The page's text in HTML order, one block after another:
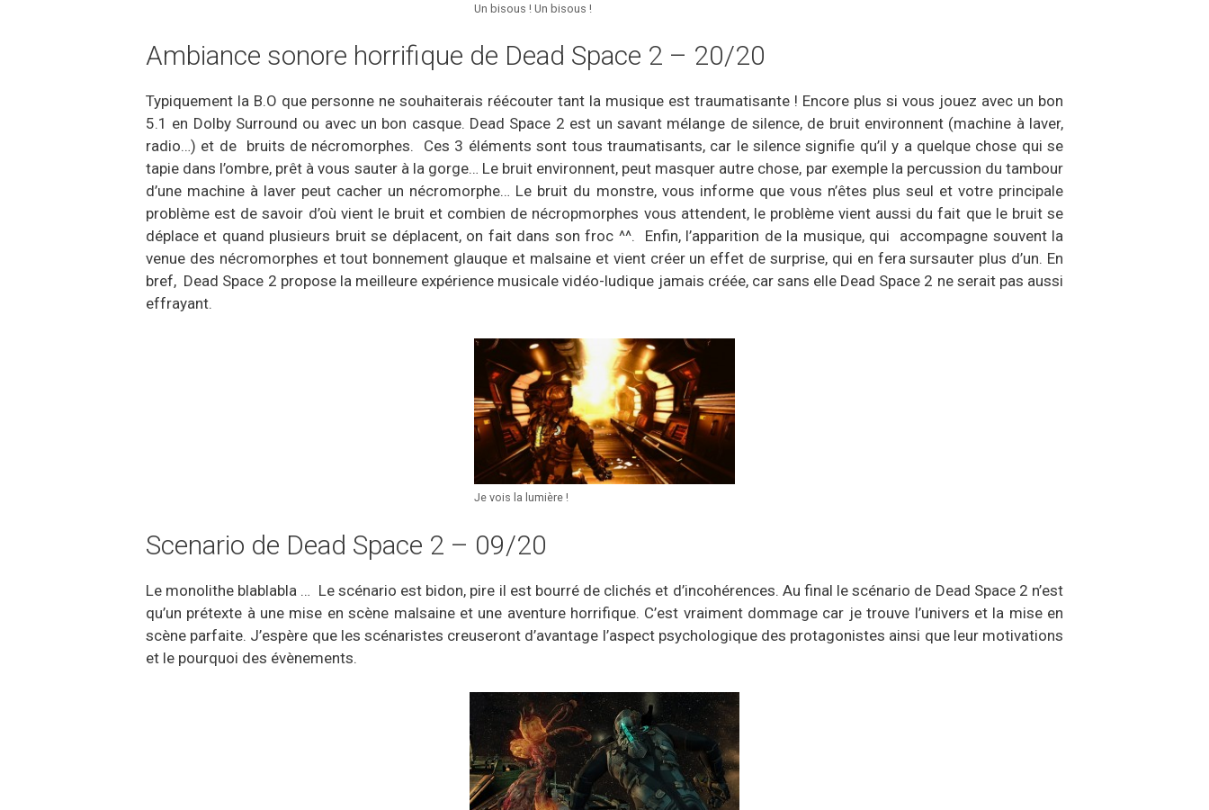
Un bisous ! Un bisous !
Ambiance sonore horrifique de Dead Space 2 – 20/20
Typiquement la B.O que personne ne souhaiterais réécouter tant la musique est traumatisante ! Encore plus si vous jouez avec un bon
5.1 en Dolby Surround ou avec un bon casque. Dead Space 2 est un savant mélange de silence, de bruit environnent (machine à laver,
radio…) et de bruits de nécromorphes. Ces 3 éléments sont tous traumatisants, car le silence signifie qu’il y a quelque chose qui se
tapie dans l’ombre, prêt à vous sauter à la gorge… Le bruit environnent, peut masquer autre chose, par exemple la percussion du tambour
d’une machine à laver peut cacher un nécromorphe… Le bruit du monstre, vous informe que vous n’êtes plus seul et votre principale
problème est de savoir d’où vient le bruit et combien de nécropmorphes vous attendent, le problème vient aussi du fait que le bruit se
déplace et quand plusieurs bruit se déplacent, on fait dans son froc ^^. Enfin, l’apparition de la musique, qui accompagne souvent la
venue des nécromorphes et tout bonnement glauque et malsaine et vient créer un effet de surprise, qui en fera sursauter plus d’un. En
bref, Dead Space 2 propose la meilleure expérience musicale vidéo-ludique jamais créée, car sans elle Dead Space 2 ne serait pas aussi
effrayant.
Je vois la lumière !
Scenario de Dead Space 2 – 09/20
Le monolithe blablabla … Le scénario est bidon, pire il est bourré de clichés et d’incohérences. Au final le scénario de Dead Space 2 n’est
qu’un prétexte à une mise en scène malsaine et une aventure horrifique. C’est vraiment dommage car je trouve l’univers et la mise en
scène parfaite. J’espère que les scénaristes creuseront d’avantage l’aspect psychologique des protagonistes ainsi que leur motivations
et le pourquoi des évènements.